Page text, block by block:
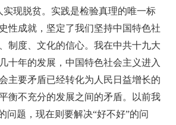
实现脱贫。实践是检验真理的唯一标
性成就，坚定了我们坚持中国特色社
制度、文化的信心。我在中共十九大
十年的发展，中国特色社会主义进入
主要矛盾已经转化为人民日益增长的
衡不充分的发展之间的矛盾。以前我
问题，现在则要解决“好不好”的问